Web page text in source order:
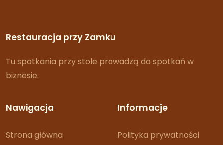
Restauracja przy Zamku
Tu spotkania przy stole prowadzą do spotkań w
biznesie.
Nawigacja
Strona główna
Informacje
Polityka prywatności